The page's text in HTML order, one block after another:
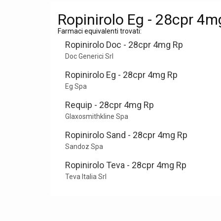
Ropinirolo Eg - 28cpr
Farmaci equivalenti trovati:
Ropinirolo Doc - 28cpr 4mg Rp
Doc Generici Srl
Ropinirolo Eg - 28cpr 4mg Rp
Eg Spa
Requip - 28cpr 4mg Rp
Glaxosmithkline Spa
Ropinirolo Sand - 28cpr 4mg Rp
Sandoz Spa
Ropinirolo Teva - 28cpr 4mg Rp
Teva Italia Srl